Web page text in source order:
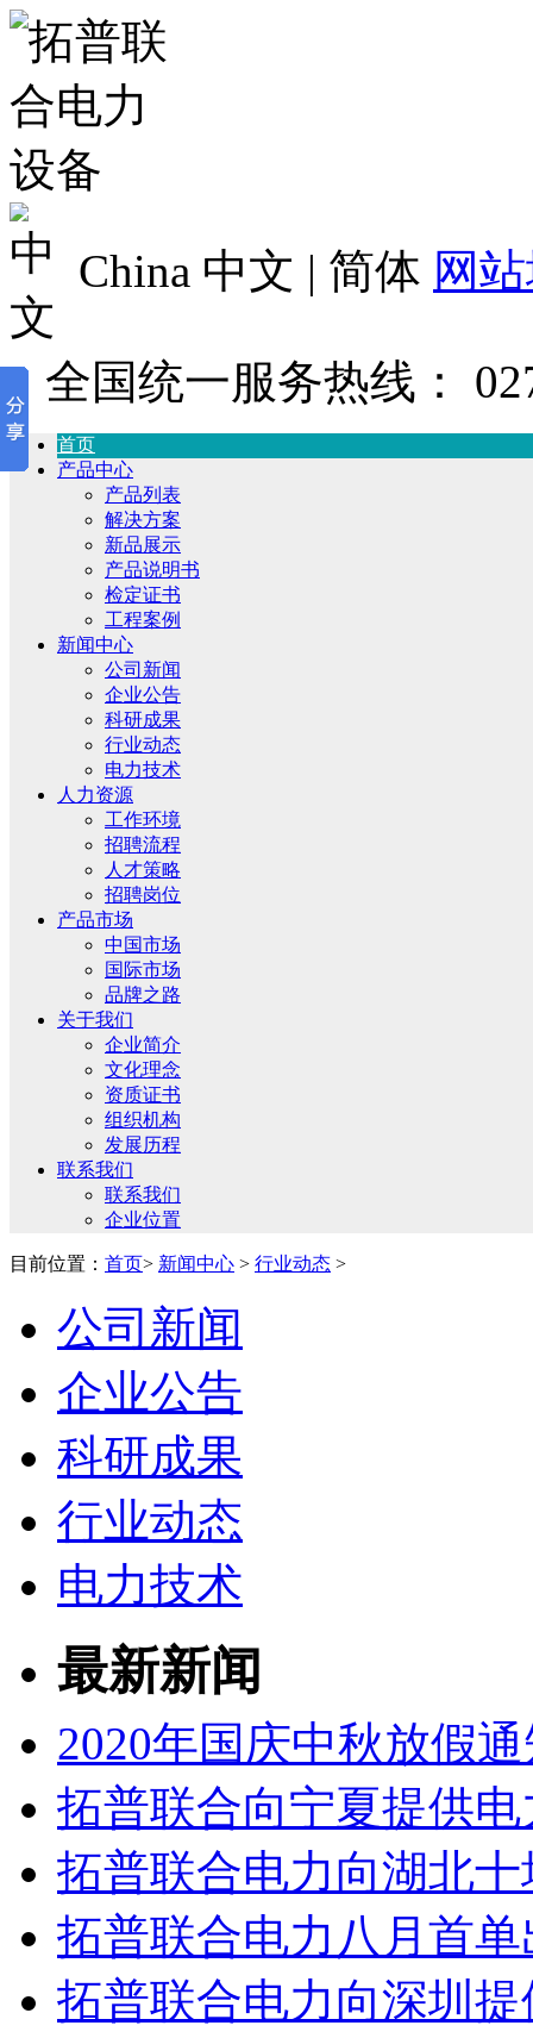
China 中文 | 简体 网
全国统一服务热线：
首页
产品中心
产品列表
解决方案
新品展示
产品说明书
检定证书
工程案例
新闻中心
公司新闻
企业公告
科研成果
行业动态
电力技术
人力资源
工作环境
招聘流程
人才策略
招聘岗位
产品市场
中国市场
国际市场
品牌之路
关于我们
企业简介
文化理念
资质证书
组织机构
发展历程
联系我们
联系我们
企业位置
目前位置： 首页> 新闻中心 > 行业动态 >
公司新闻
企业公告
科研成果
行业动态
电力技术
最新新闻
2020年国庆中秋放假
拓普联合向宁夏提供
拓普联合电力向湖北
拓普联合电力八月首
拓普联合电力向深圳